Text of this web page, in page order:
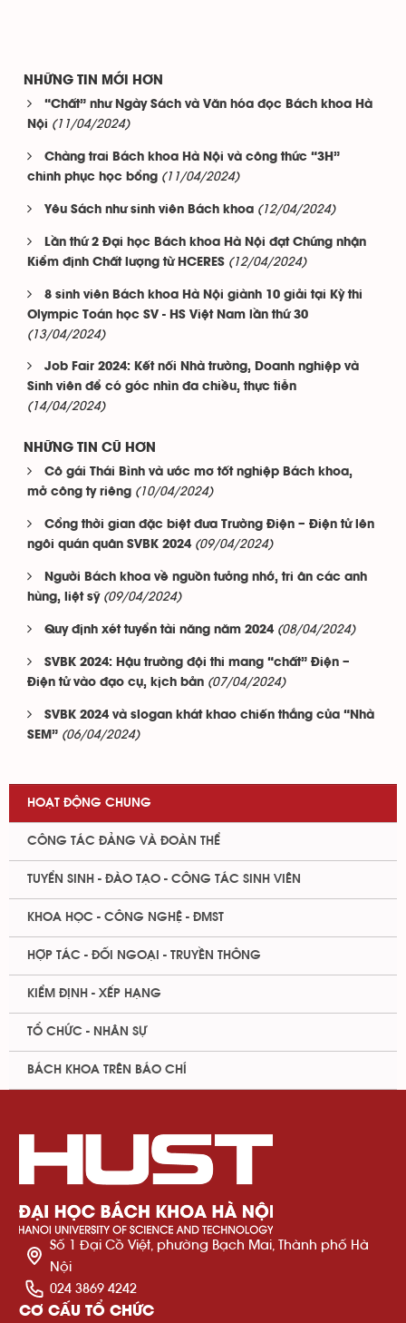
NHỮNG TIN MỚI HƠN
“Chất” như Ngày Sách và Văn hóa đọc Bách khoa Hà
Nội (11/04/2024)
Chàng trai Bách khoa Hà Nội và công thức “3H”
chinh phục học bổng (11/04/2024)
Yêu Sách như sinh viên Bách khoa (12/04/2024)
Lần thứ 2 Đại học Bách khoa Hà Nội đạt Chứng nhận
Kiểm định Chất lượng từ HCERES (12/04/2024)
8 sinh viên Bách khoa Hà Nội giành 10 giải tại Kỳ thi
Olympic Toán học SV - HS Việt Nam lần thứ 30
(13/04/2024)
Job Fair 2024: Kết nối Nhà trường, Doanh nghiệp và
Sinh viên để có góc nhìn đa chiều, thực tiễn
(14/04/2024)
NHỮNG TIN CŨ HƠN
Cô gái Thái Bình và ước mơ tốt nghiệp Bách khoa,
mở công ty riêng (10/04/2024)
Cổng thời gian đặc biệt đưa Trường Điện – Điện tử lên
ngôi quán quân SVBK 2024 (09/04/2024)
Người Bách khoa về nguồn tưởng nhớ, tri ân các anh
hùng, liệt sỹ (09/04/2024)
Quy định xét tuyển tài năng năm 2024 (08/04/2024)
SVBK 2024: Hậu trường đội thi mang “chất” Điện –
Điện tử vào đạo cụ, kịch bản (07/04/2024)
SVBK 2024 và slogan khát khao chiến thắng của “Nhà
SEM” (06/04/2024)
HOẠT ĐỘNG CHUNG
CÔNG TÁC ĐẢNG VÀ ĐOÀN THỂ
TUYỂN SINH - ĐÀO TẠO - CÔNG TÁC SINH VIÊN
KHOA HỌC - CÔNG NGHỆ - ĐMST
HỢP TÁC - ĐỐI NGOẠI - TRUYỀN THÔNG
KIỂM ĐỊNH - XẾP HẠNG
TỔ CHỨC - NHÂN SỰ
BÁCH KHOA TRÊN BÁO CHÍ
Số 1 Đại Cồ Việt, phường Bạch Mai, Thành phố Hà
Nội
024 3869 4242
CƠ CẤU TỔ CHỨC